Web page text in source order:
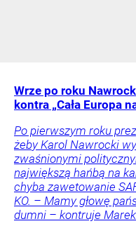
Wrze po roku
kontra „Cała Europa
Po pierwszym roku
żeby Karol Nawrocki
zwaśnionymi
największą hańbą na
chyba zawetowanie
KO. – Mamy głowę
dumni – kontruje